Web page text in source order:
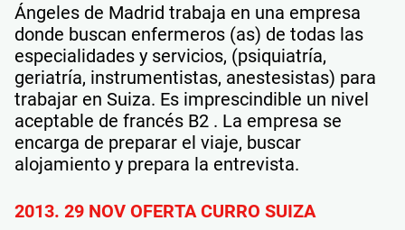
Ángeles de Madrid trabaja en una empresa
donde buscan enfermeros (as) de todas las
especialidades y servicios, (psiquiatría,
geriatría, instrumentistas, anestesistas) para
trabajar en Suiza. Es imprescindible un nivel
aceptable de francés B2 . La empresa se
encarga de preparar el viaje, buscar
alojamiento y prepara la entrevista.
2013. 29 NOV OFERTA CURRO SUIZA